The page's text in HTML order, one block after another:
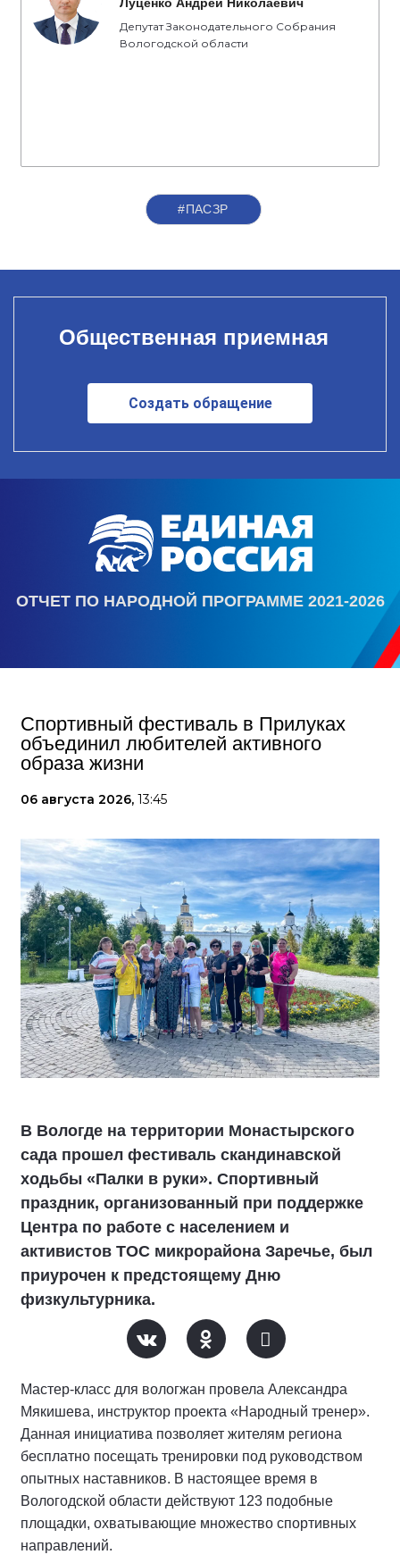
Депутат Законодательного Собрания
Вологодской области
#ПАСЗР
Общественная приемная
Создать обращение
ОТЧЕТ ПО НАРОДНОЙ ПРОГРАММЕ 2021-2026
Спортивный фестиваль в Прилуках
объединил любителей активного
образа жизни
06 августа 2026, 13:45
В Вологде на территории Монастырского
сада прошел фестиваль скандинавской
ходьбы «Палки в руки». Спортивный
праздник, организованный при поддержке
Центра по работе с населением и
активистов ТОС микрорайона Заречье, был
приурочен к предстоящему Дню
физкультурника.
Мастер-класс для вологжан провела Александра
Мякишева, инструктор проекта «Народный тренер».
Данная инициатива позволяет жителям региона
бесплатно посещать тренировки под руководством
опытных наставников. В настоящее время в
Вологодской области действуют 123 подобные
площадки, охватывающие множество спортивных
направлений.